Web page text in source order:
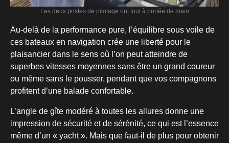
Les deux postes de pilotage ont tout à portée de main
Au-delà de la performance pure, l’équilibre sous voile de
ces bateaux en navigation crée une liberté pour le
plaisancier dans le sens où l’on peut atteindre de
superbes vitesses moyennes sans être un grand coureur
ou même sans le pousser, pendant que vos compagnons
profitent d’une balade confortable.
L’angle de gîte modéré à toutes les allures donne une
impression de sécurité et de sérénité, ce qui est l’essence
même d’un « yacht ». Mais que faut-il de plus pour obtenir